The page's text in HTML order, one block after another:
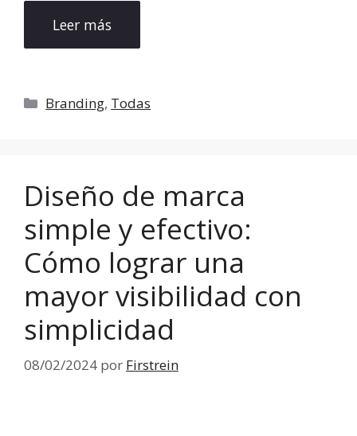
Leer más
Categorías
Branding, Todas
Diseño de marca
simple y efectivo:
Cómo lograr una
mayor visibilidad con
simplicidad
08/02/2024 por Firstrein